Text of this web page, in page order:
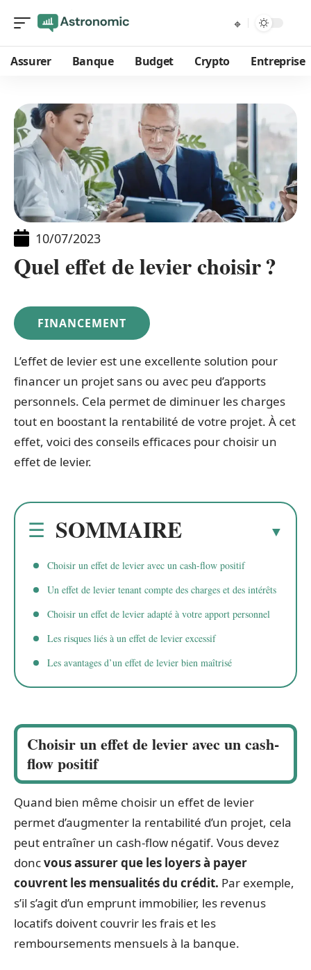
Assurer Banque Budget Crypto Entreprise
10/07/2023
Quel effet de levier choisir ?
FINANCEMENT
L’effet de levier est une excellente solution pour
financer un projet sans ou avec peu d’apports
personnels. Cela permet de diminuer les charges
tout en boostant la rentabilité de votre projet. À cet
effet, voici des conseils efficaces pour choisir un
effet de levier.
SOMMAIRE
Choisir un effet de levier avec un cash-flow positif
Un effet de levier tenant compte des charges et des intérêts
Choisir un effet de levier adapté à votre apport personnel
Les risques liés à un effet de levier excessif
Les avantages d’un effet de levier bien maîtrisé
Choisir un effet de levier avec un cash-
flow positif
Quand bien même choisir un effet de levier
permet d’augmenter la rentabilité d’un projet, cela
peut entraîner un cash-flow négatif. Vous devez
doncvous assurer que les loyers à payer
couvrent les mensualités du crédit. Par exemple,
s’il s’agit d’un emprunt immobilier, les revenus
locatifs doivent couvrir les frais et les
remboursements mensuels à la banque.